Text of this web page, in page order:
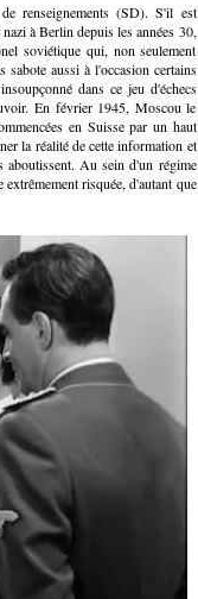
renseignements (SD). S'il est
à Berlin depuis les années 30,
soviétique qui, non seulement
aussi à l'occasion certains
dans ce jeu d'échecs
En février 1945, Moscou le
en Suisse par un haut
la réalité de cette information et
aboutissent. Au sein d'un régime
risquée, d'autant que